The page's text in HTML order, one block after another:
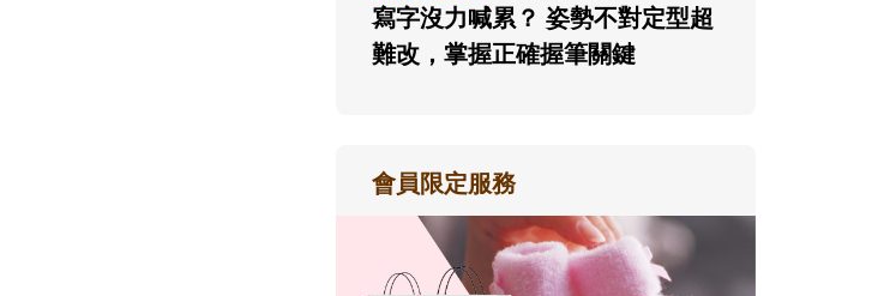
寫字沒力喊累？ 姿勢不對定型超
難改，掌握正確握筆關鍵
會員限定服務